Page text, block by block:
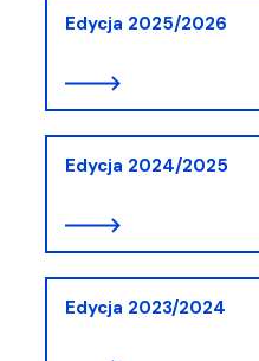
Edycja 2025/2026
Edycja 2024/2025
Edycja 2023/2024